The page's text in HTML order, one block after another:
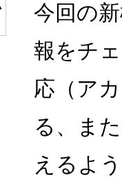
今回の
報をチ
応（ア
る、ま
えるよ